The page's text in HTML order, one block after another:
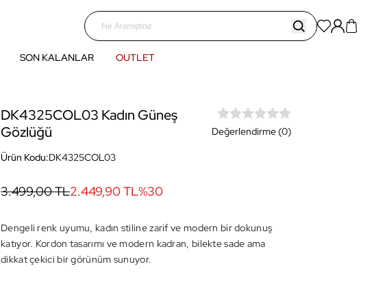
SON KALANLAR OUTLET
DK4325COL03 Kadın Güneş
Gözlüğü
Ürün Kodu:DK4325COL03
Değerlendirme (0)
3.499,00 TL2.449,90 TL%30
Dengeli renk uyumu, kadın stiline zarif ve modern bir dokunuş
katıyor. Kordon tasarımı ve modern kadran, bilekte sade ama
dikkat çekici bir görünüm sunuyor.